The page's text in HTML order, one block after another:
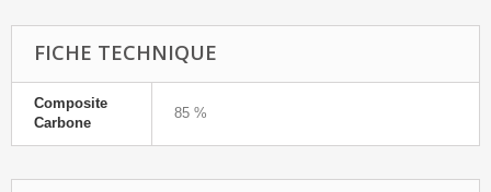
FICHE TECHNIQUE
Composite
Carbone
85 %